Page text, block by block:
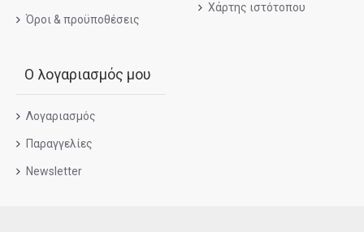
Όροι & προϋποθέσεις
Χάρτης ιστότοπου
Ο λογαριασμός μου
Λογαριασμός
Παραγγελίες
Newsletter